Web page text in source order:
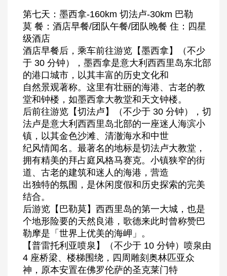
第七天：墨西拿-160km 切法卢-30km 巴勒
莫 餐：酒店早餐/团队午餐/团队晚餐 住：四星
级酒店
酒店早餐后，乘车前往游览【墨西拿】（不少
于 30 分钟），墨西拿是意大利西西里岛东北部
的港口城市，以其丰富的历史文化和
自然景观著称。这里有壮丽的海港、古老的教
堂和钟楼，如墨西拿大教堂和天文钟楼。
后前往游览【切法卢】（不少于 30 分钟），切
法卢是意大利西西里岛北部的一座迷人海滨小
镇，以其金色沙滩、清澈海水和中世
纪风情闻名。最著名的地标是切法卢大教堂，
拥有精美的拜占庭风格马赛克。小镇狭窄的街
道、古老的建筑和迷人的海港，营造
出独特的氛围，是休闲度假和历史探索的完美
结合。
后游览【巴勒莫】西西里岛的第一大城，也是
个地形险要的天然良港，歌德来此时曾称赞巴
勒摩是「世界上优美的海岬」。
【普雷托利亚喷泉】（不少于 10 分钟）喷泉由
4 座桥梁、楼梯围绕，四周雕刻奥林匹亚众
神，原本安置在佛罗伦萨的圣克莱门特